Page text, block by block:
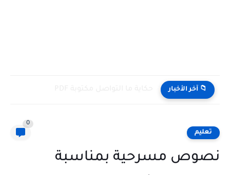
📁 آخر الأخبار
تعليم
0
نصوص مسرحية بمناسبة